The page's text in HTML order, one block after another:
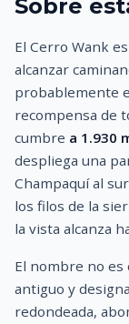
Sobre
El Cerro Wank
alcanzar
probablemente
recompensa de
cumbre a 1.930
despliega una
Champaquí al
los filos de la
la vista alcanza
El nombre no es
antiguo y
redondeada,